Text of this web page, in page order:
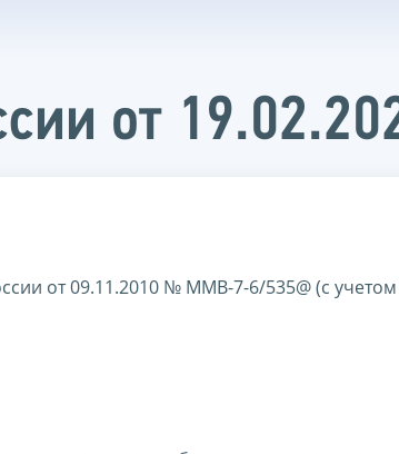
от
от 09.11.2010 № ММВ-7-6/535@ (с